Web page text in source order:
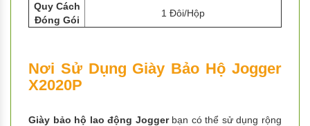
Quy Cách
Đóng Gói
1 Đôi/Hộp
Nơi Sử Dụng Giày Bảo Hộ Jogger
X2020P
Giày bảo hộ lao động Joggerbạn có thể sử dụng rộng